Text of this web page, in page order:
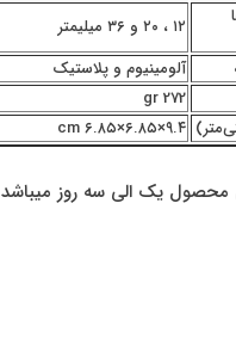
۱۲ ، ۲۰ و ۳۶ میلیمتر
آلومینیوم و پلاستیک
gr 272
۹.۴×۶.۸۵×۶.۸۵ cm
محصول یک الی سه روز میباشد